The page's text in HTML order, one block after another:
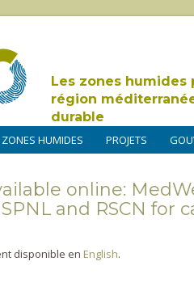
Les zones humides
région
durable
ZONES HUMIDES PROJETS
online:
and RSCN for
disponible en English.